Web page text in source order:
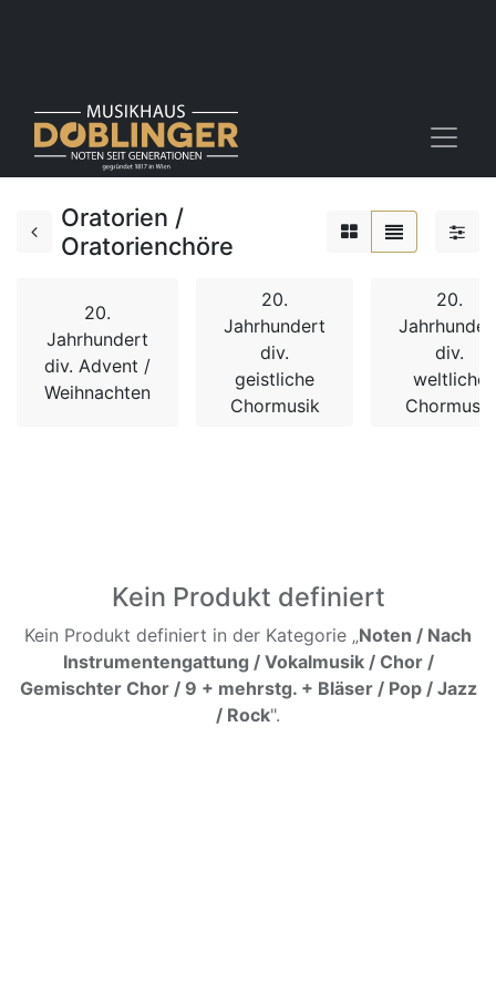
Oratorien /
Oratorienchöre
20.
Jahrhundert
div. Advent /
Weihnachten
20.
Jahrhundert
div.
geistliche
Chormusik
20.
div.
weltliche
Chormusik
Kein Produkt definiert
Kein Produkt definiert in der Kategorie „Noten / Nach
Instrumentengattung / Vokalmusik / Chor /
Gemischter Chor / 9 + mehrstg. + Bläser / Pop / Jazz
/ Rock".